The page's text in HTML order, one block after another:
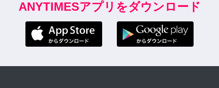
ANYTIMESアプリをダウンロード